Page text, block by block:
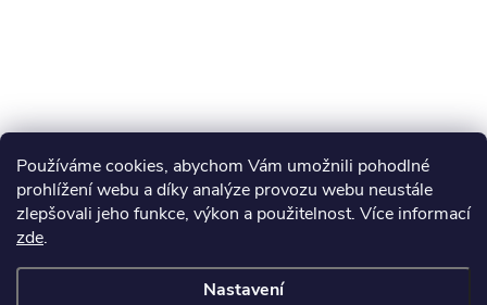
Používáme cookies, abychom Vám umožnili pohodlné
prohlížení webu a díky analýze provozu webu neustále
zlepšovali jeho funkce, výkon a použitelnost. Více informací
zde.
Nastavení